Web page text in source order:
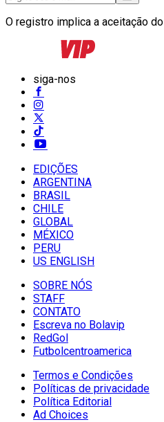
O registro implica a aceitação do
siga-nos
EDIÇÕES
ARGENTINA
BRASIL
CHILE
GLOBAL
MÉXICO
PERU
US ENGLISH
SOBRE NÓS
STAFF
CONTATO
Escreva no Bolavip
RedGol
Futbolcentroamerica
Termos e Condições
Políticas de privacidade
Política Editorial
Ad Choices